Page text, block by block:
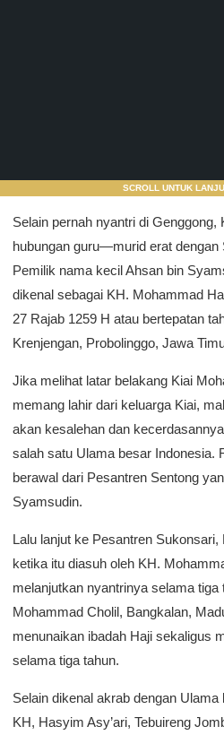
SCROLL UNTUK
Selain pernah nyantri di
hubungan guru—murid erat dengan
Pemilik nama kecil Ahsan bin
dikenal sebagai KH. Mohammad
27 Rajab 1259 H atau bertepatan
Krenjengan, Probolinggo, Jawa
Jika melihat latar belakang Kiai
memang lahir dari keluarga Kiai,
akan kesalehan dan
salah satu Ulama besar Indonesia.
berawal dari Pesantren Sentong
Syamsudin.
Lalu lanjut ke Pesantren
ketika itu diasuh oleh KH.
melanjutkan nyantrinya selama
Mohammad Cholil, Bangkalan,
menunaikan ibadah Haji sekaligus
selama tiga tahun.
Selain dikenal akrab dengan
KH, Hasyim Asy’ari, Tebuireng